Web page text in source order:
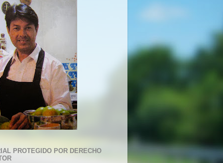
PROTEGIDO POR DERECHO